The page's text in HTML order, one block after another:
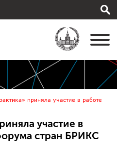
приняла участие в работе
участие в
стран БРИКС